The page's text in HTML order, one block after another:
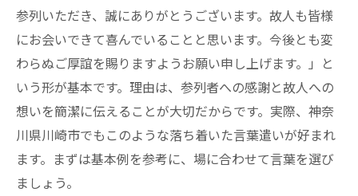
参列いただき、誠にありがとうございます。故人も皆様
にお会いできて喜んでいることと思います。今後とも変
わらぬご厚誼を賜りますようお願い申し上げます。」と
いう形が基本です。理由は、参列者への感謝と故人への
想いを簡潔に伝えることが大切だからです。実際、神奈
川県川崎市でもこのような落ち着いた言葉遣いが好まれ
ます。まずは基本例を参考に、場に合わせて言葉を選び
ましょう。